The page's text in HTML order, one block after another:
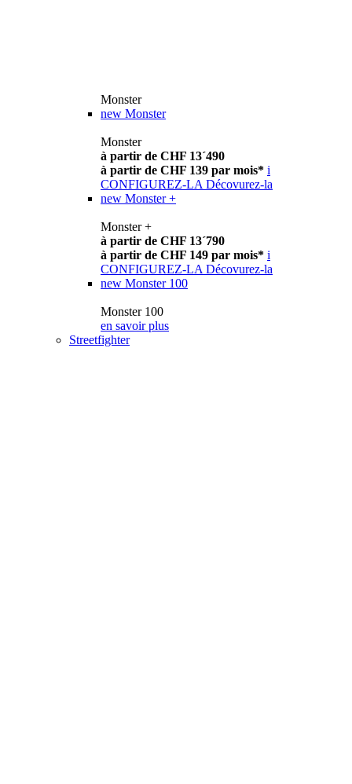
Monster
new Monster
Monster
à partir de CHF 13´490
à partir de CHF 139 par mois* i
CONFIGUREZ-LA Décovurez-la
new Monster +
Monster +
à partir de CHF 13´790
à partir de CHF 149 par mois* i
CONFIGUREZ-LA Décovurez-la
new Monster 100
Monster 100
en savoir plus
Streetfighter